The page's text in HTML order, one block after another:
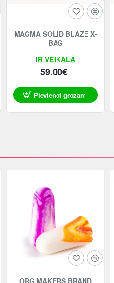
IR VEIKALĀ
MAGMA SOLID BLAZE X-
BAG
59.00€
Pievienot grozam
ORG.MAKERS BRAND